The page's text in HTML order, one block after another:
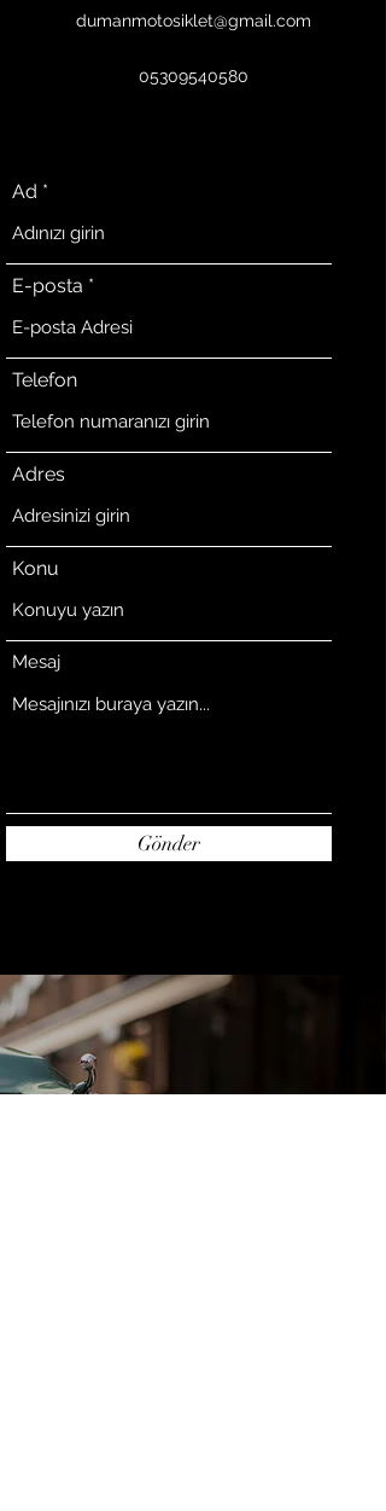
dumanmotosiklet@gmail.com
05309540580
Ad
E-posta
Telefon
Adres
Konu
Mesaj
Gönder